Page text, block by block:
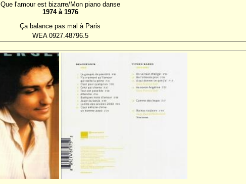
Que l'amour est bizarre/Mon piano danse
1974 à 1976
Ça balance pas mal à Paris
WEA 0927.48796.5